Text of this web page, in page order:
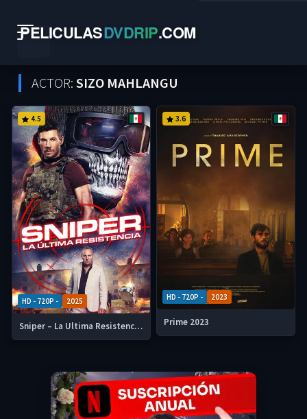
PELICULASDVDRIP.COM
ACTOR: SIZO MAHLANGU
HD - 720P - 2025
4.5
Sniper – La Ultima Resistencia 2025 HD 720p Latino
HD - 720P - 2023
3.6
Prime 2023